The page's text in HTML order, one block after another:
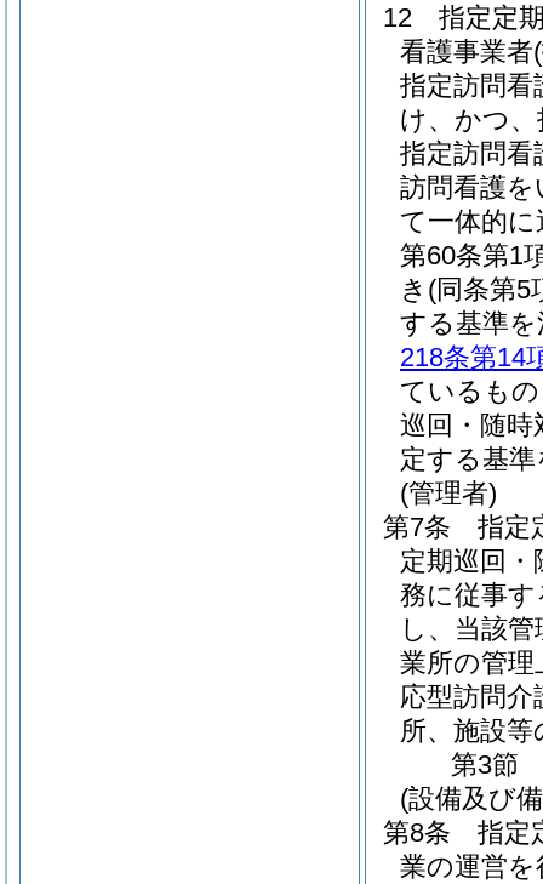
12
指定定
看護事業者
指定訪問看
け、かつ
指定訪問看
訪問看護
て一体的
第60条第1
き (同条第5
する基準
218条第14
ているも
巡回・随時
定する基
(管理者)
第7条
指定
定期巡回
務に従事
し、当該
業所の管理
応型訪問
所、施設
第3節
(設備及び
第8条
指定
業の運営